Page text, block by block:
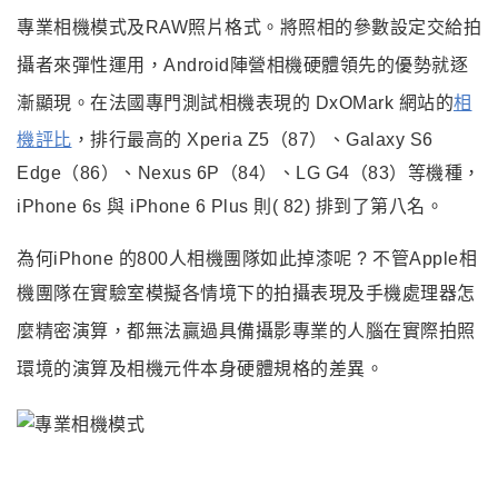
專業相機模式及RAW照片格式。將照相的參數設定交給拍
攝者來彈性運用，Android陣營相機硬體領先的優勢就逐
漸顯現。 在法國專門測試相機表現的 DxOMark 網站的相
機評比 ，排行最高的 Xperia Z5（87）、Galaxy S6
Edge（86）、Nexus 6P（84）、LG G4（83）等機種 ，
iPhone 6s 與 iPhone 6 Plus 則( 82) 排到了第八名。
為何iPhone 的800人相機團隊如此掉漆呢 ? 不管Apple相
機團隊在實驗室模擬各情境下的拍攝表現及手機處理器怎
麼精密演算 ，都無法贏過具備攝影專業的人腦在實際拍照
環境的演算及相機元件本身硬體規格的差異 。